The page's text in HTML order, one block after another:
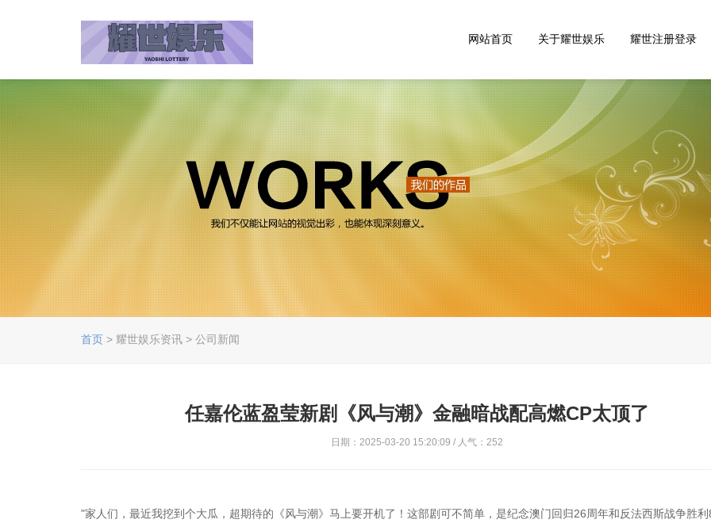
网站首页 关于耀世娱乐 耀世注册登录
首页 > 耀世娱乐资讯 > 公司新闻
任嘉伦蓝盈莹新剧《风与潮》金融暗战配高燃CP太顶了
日期：2025-03-20 15:20:09 / 人气：252
"家人们，最近我挖到个大瓜，超期待的《风与潮》马上要开机了！这部剧可不简单，是纪念澳门回归26周年和反法西斯战争胜